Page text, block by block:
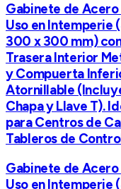
Gabinete de Acero
Uso en Intemperie
300 x 300 mm)
Trasera Interior
y Compuerta
Atornillable
Chapa y Llave T).
para Centros de
Tableros de
Gabinete de Acero
Uso en Intemperie